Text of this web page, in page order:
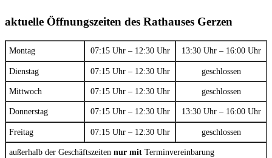
aktuelle Öffnungszeiten des Rathauses Gerzen
Montag 07:15 Uhr – 12:30 Uhr 13:30 Uhr – 16:00 Uhr
Dienstag 07:15 Uhr – 12:30 Uhr geschlossen
Mittwoch 07:15 Uhr – 12:30 Uhr geschlossen
Donnerstag 07:15 Uhr – 12:30 Uhr 13:30 Uhr – 16:00 Uhr
Freitag 07:15 Uhr – 12:30 Uhr geschlossen
außerhalb der Geschäftszeiten nur mit Terminvereinbarung